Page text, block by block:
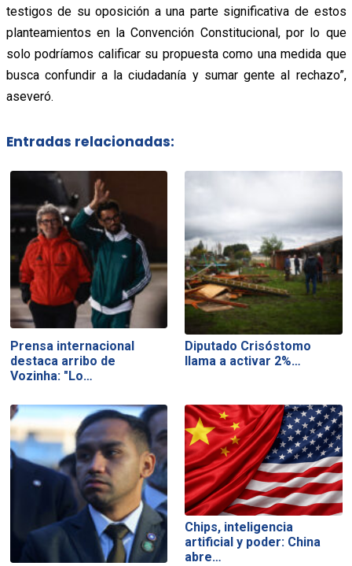
testigos de su oposición a una parte significativa de estos
planteamientos en la Convención Constitucional, por lo que
solo podríamos calificar su propuesta como una medida que
busca confundir a la ciudadanía y sumar gente al rechazo”,
aseveró.
Entradas relacionadas:
Prensa internacional
destaca arribo de
Vozinha: "Lo…
Diputado Crisóstomo
llama a activar 2%…
Chips, inteligencia
artificial y poder: China
abre…